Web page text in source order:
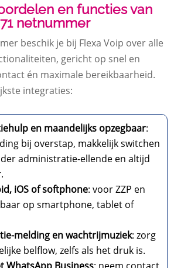
en functies van
netnummer
beschik je bij Flexa Voip over alle
gericht op snel en
én maximale bereikbaarheid.
integraties:
en maandelijks opzegbaar:
bij overstap, makkelijk switchen
administratie-ellende en altijd
iOS of softphone: voor ZZP en
op smartphone, tablet of
melding en wachtrijmuziek: zorg
belflow, zelfs als het druk is.